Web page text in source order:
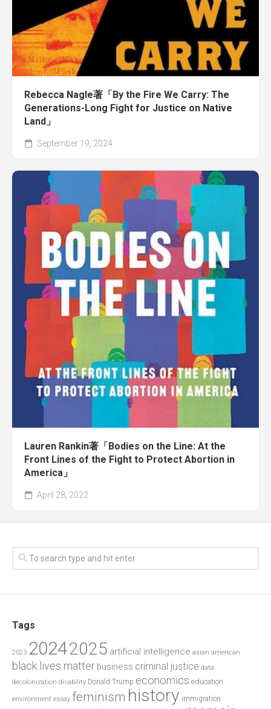
Rebecca Nagle著「By the Fire We Carry: The
Generations-Long Fight for Justice on Native
Land」
September 19, 2024
Lauren Rankin著「Bodies on the Line: At the
Front Lines of the Fight to Protect Abortion in
America」
April 28, 2022
Tags
2023 20242025 artificial intelligence asian american
black lives matter business criminal justice data
decolonization disability Donald Trump economics education
environment essay feminism history immigration